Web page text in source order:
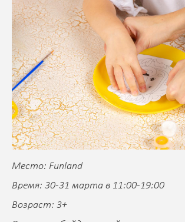
Место: Funland
Время: 30-31 марта в 11:00-19:00
Возраст: 3+